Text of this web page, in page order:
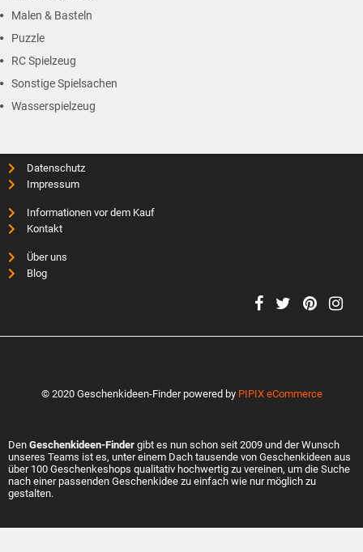
Malen & Basteln
Puzzle
RC Spielzeug
Sonstige Spielsachen
Wasserspielzeug
Datenschutz
Impressum
Informationen vor dem Kauf
Kontakt
Über uns
Blog
© 2020 Geschenkideen-Finder powered by PIPIX eCommerce
Den Geschenkideen-Finder gibt es nun schon seit 2009 und der Wunsch
unseres Teams ist es, unter einem Dach tausende von Geschenkideen aus
über 100 Geschenkeshops qualitativ hochwertig zu vereinen, um die Suche
nach einer passenden Geschenkidee zu einfach wie nur möglich zu
gestalten.